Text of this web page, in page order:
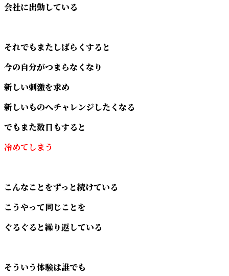
会社に出勤している
それでもまたしばらくすると
今の自分がつまらなくなり
新しい刺激を求め
新しいものへチャレンジしたくなる
でもまた数日もすると
冷めてしまう
こんなことをずっと続けている
こうやって同じことを
ぐるぐると繰り返している
そういう体験は誰でも